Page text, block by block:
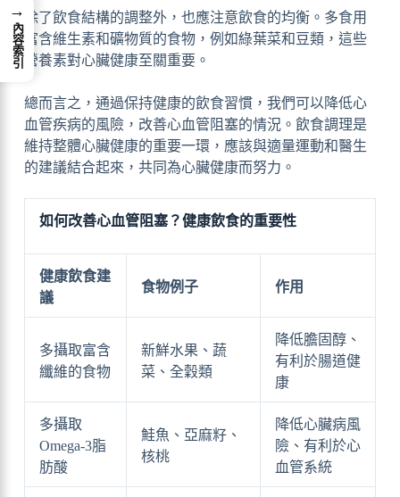
除了飲食結構的調整外，也應注意飲食的均衡。多食用
富含維生素和礦物質的食物，例如綠葉菜和豆類，這些
營養素對心臟健康至關重要。
總而言之，通過保持健康的飲食習慣，我們可以降低心
血管疾病的風險，改善心血管阻塞的情況。飲食調理是
維持整體心臟健康的重要一環，應該與適量運動和醫生
的建議結合起來，共同為心臟健康而努力。
如何改善心血管阻塞？健康飲食的重要性
健康飲食建
議
食物例子 作用
多攝取富含
纖維的食物
新鮮水果、蔬
菜、全穀類
降低膽固醇、
有利於腸道健
康
多攝取
Omega-3脂
肪酸
鮭魚、亞麻籽、
核桃
降低心臟病風
險、有利於心
血管系統
→
內容索引